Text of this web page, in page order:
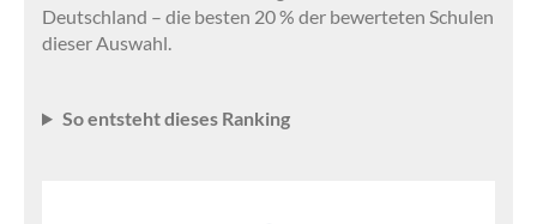
Deutschland – die besten 20 % der bewerteten Schulen
dieser Auswahl.
So entsteht dieses Ranking